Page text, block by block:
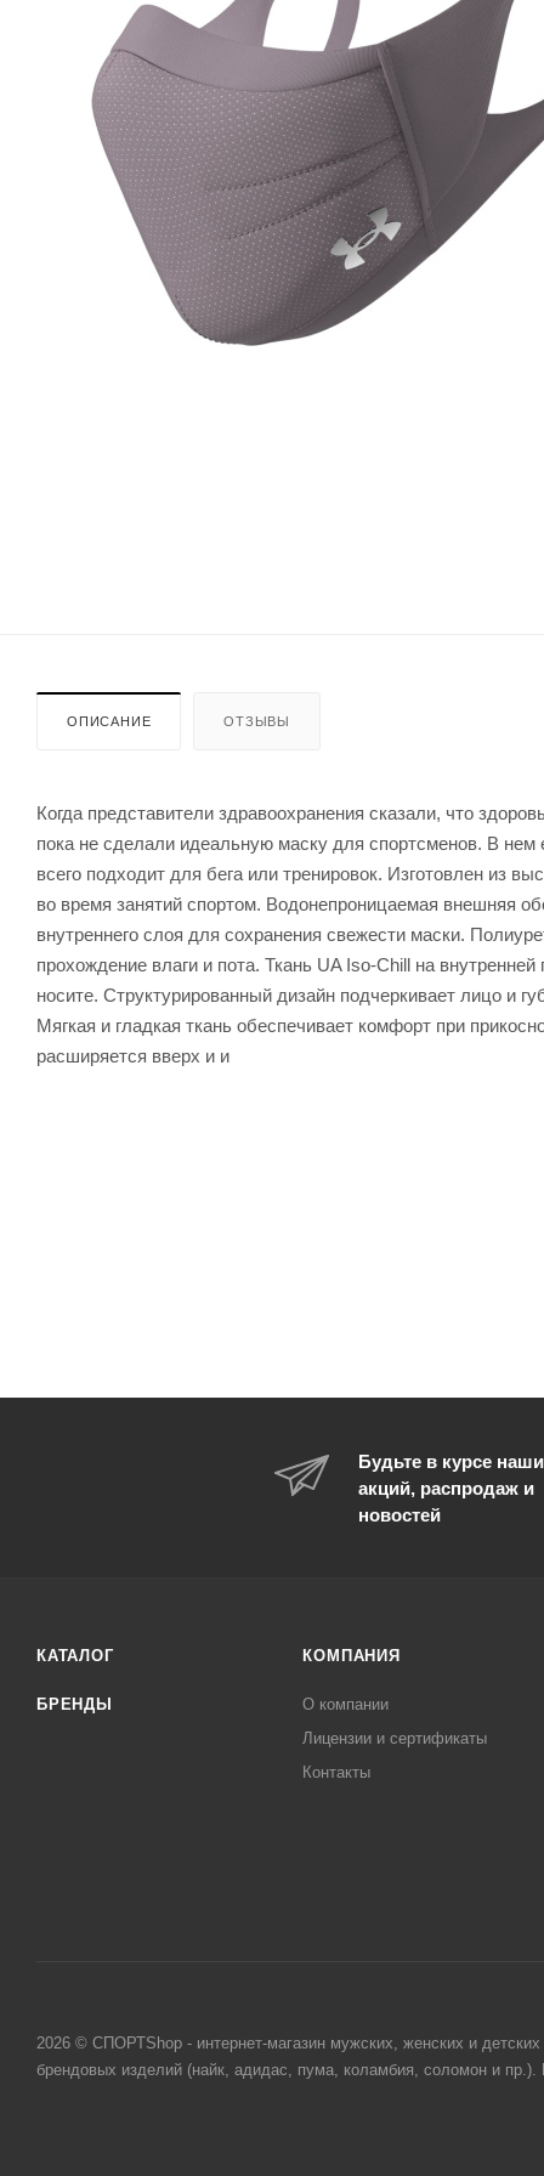
ОПИСАНИЕ ОТЗЫВЫ
Когда представители здравоохранения сказали, что
пока не сделали идеальную маску для спортсменов. В
всего подходит для бега или тренировок. Изготовлен из
во время занятий спортом. Водонепроницаемая внешняя
внутреннего слоя для сохранения свежести маски.
прохождение влаги и пота. Ткань UA Iso-Chill на
носите. Структурированный дизайн подчеркивает лицо и
Мягкая и гладкая ткань обеспечивает комфорт при
расширяется вверх и и
Будьте в курсе
акций, распродаж и
новостей
КАТАЛОГ
БРЕНДЫ
КОМПАНИЯ
О компании
Лицензии и сертификаты
Контакты
2026 © СПОРТShop - интернет-магазин мужских, женских и
брендовых изделий (найк, адидас, пума, коламбия, соломон и